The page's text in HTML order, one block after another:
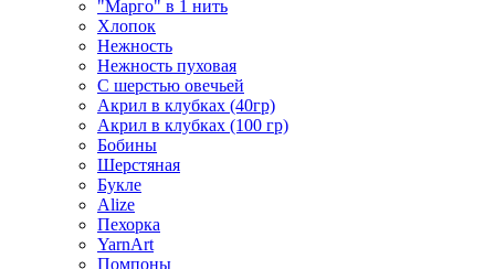
"Марго" в 1 нить
Хлопок
Нежность
Нежность пуховая
С шерстью овечьей
Акрил в клубках (40гр)
Акрил в клубках (100 гр)
Бобины
Шерстяная
Букле
Alize
Пехорка
YarnArt
Помпоны